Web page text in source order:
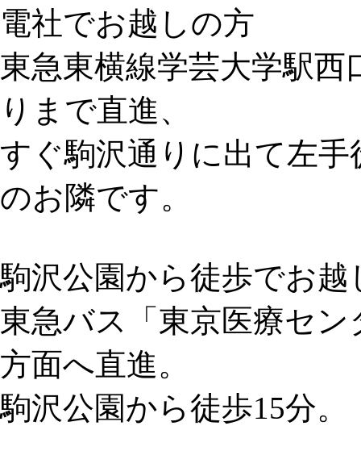
電社でお越しの方
東急東横線学芸大学駅
りまで直進、
すぐ駒沢通りに出て左
のお隣です。
駒沢公園から徒歩でお越
東急バス「東京医療セ
方面へ直進。
駒沢公園から徒歩15分。